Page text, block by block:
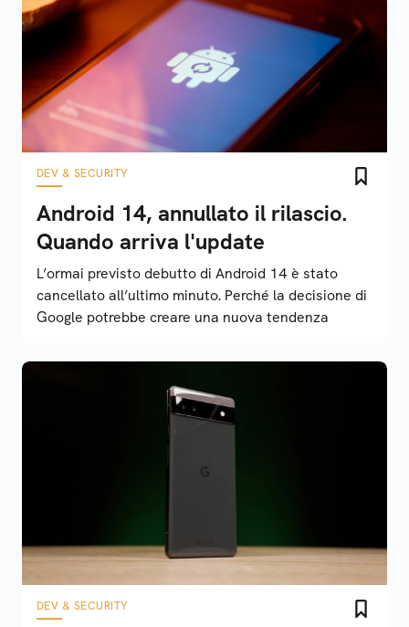
DEV & SECURITY
Android 14, annullato il rilascio.
Quando arriva l'update
L’ormai previsto debutto di Android 14 è stato
cancellato all’ultimo minuto. Perché la decisione di
Google potrebbe creare una nuova tendenza
DEV & SECURITY